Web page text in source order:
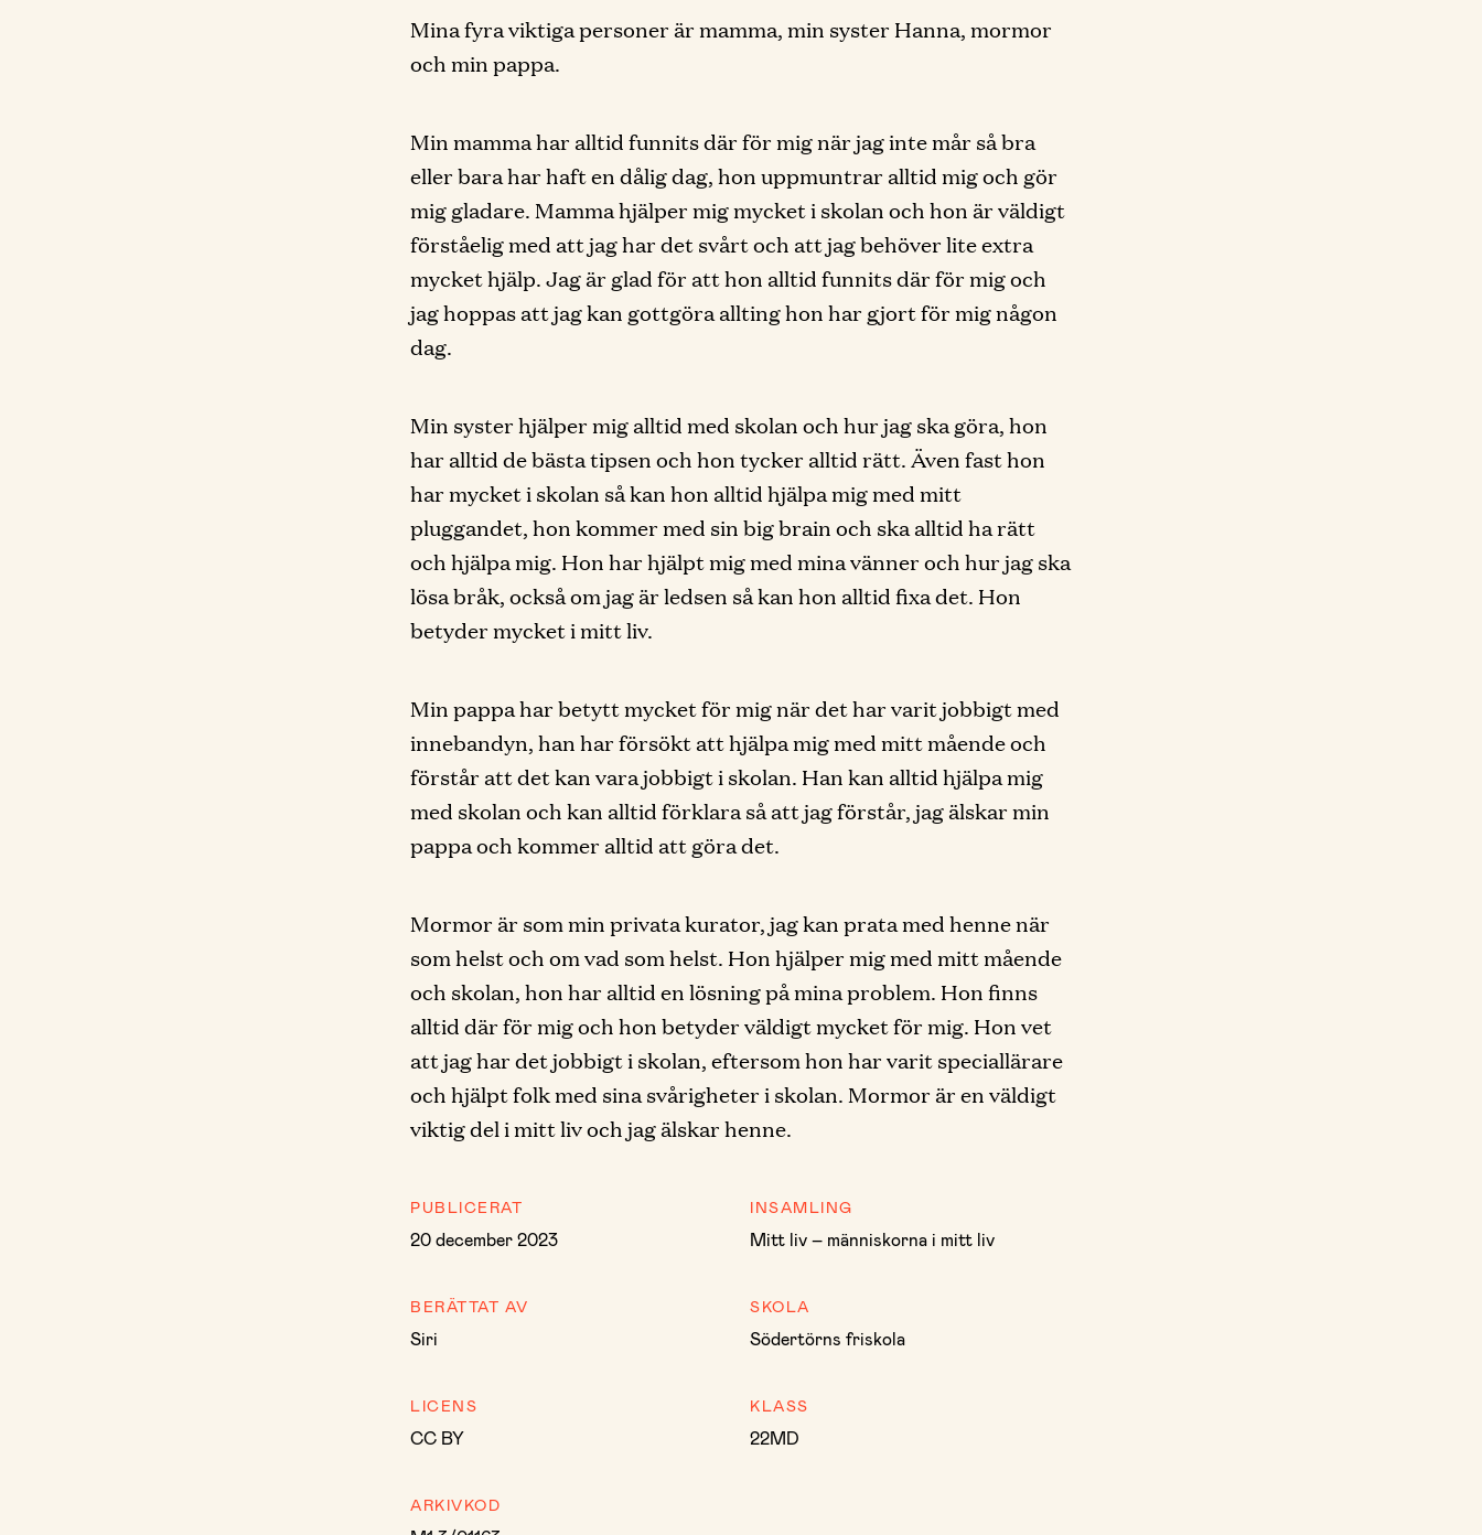
Mina fyra viktiga personer är mamma, min syster Hanna, mormor
och min pappa.
Min mamma har alltid funnits där för mig när jag inte mår så bra
eller bara har haft en dålig dag, hon uppmuntrar alltid mig och gör
mig gladare. Mamma hjälper mig mycket i skolan och hon är väldigt
förståelig med att jag har det svårt och att jag behöver lite extra
mycket hjälp. Jag är glad för att hon alltid funnits där för mig och
jag hoppas att jag kan gottgöra allting hon har gjort för mig någon
dag.
Min syster hjälper mig alltid med skolan och hur jag ska göra, hon
har alltid de bästa tipsen och hon tycker alltid rätt. Även fast hon
har mycket i skolan så kan hon alltid hjälpa mig med mitt
pluggandet, hon kommer med sin big brain och ska alltid ha rätt
och hjälpa mig. Hon har hjälpt mig med mina vänner och hur jag ska
lösa bråk, också om jag är ledsen så kan hon alltid fixa det. Hon
betyder mycket i mitt liv.
Min pappa har betytt mycket för mig när det har varit jobbigt med
innebandyn, han har försökt att hjälpa mig med mitt mående och
förstår att det kan vara jobbigt i skolan. Han kan alltid hjälpa mig
med skolan och kan alltid förklara så att jag förstår, jag älskar min
pappa och kommer alltid att göra det.
Mormor är som min privata kurator, jag kan prata med henne när
som helst och om vad som helst. Hon hjälper mig med mitt mående
och skolan, hon har alltid en lösning på mina problem. Hon finns
alltid där för mig och hon betyder väldigt mycket för mig. Hon vet
att jag har det jobbigt i skolan, eftersom hon har varit speciallärare
och hjälpt folk med sina svårigheter i skolan. Mormor är en väldigt
viktig del i mitt liv och jag älskar henne.
PUBLICERAT
20 december 2023
BERÄTTAT AV
Siri
LICENS
CC BY
ARKIVKOD
INSAMLING
Mitt liv – människorna i mitt liv
SKOLA
Södertörns friskola
KLASS
22MD